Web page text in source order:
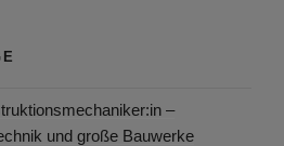
–
und große Bauwerke